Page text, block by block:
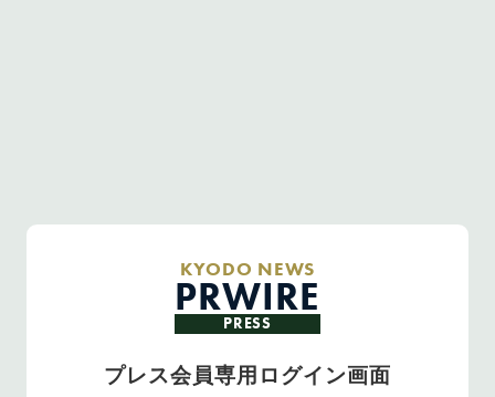
KYODO NEWS
PRWIRE
PRESS
プレス会員専用ログイン画面